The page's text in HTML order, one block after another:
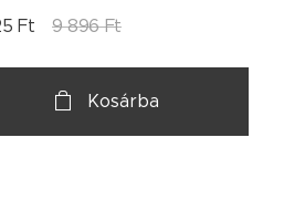
Ft 9 896Ft
Kosárba